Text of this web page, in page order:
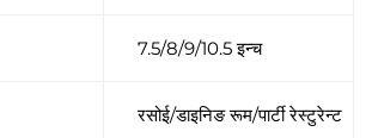
7.5/8/9/10.5 इन्च
रसोई/डाइनिङ रूम/पार्टी रेस्टुरेन्ट